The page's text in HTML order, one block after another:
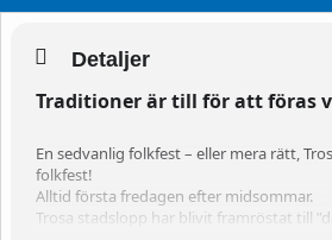
Detaljer
Traditioner är till för att föras
En sedvanlig folkfest – eller mera rätt,
folkfest!
Alltid första fredagen efter midsommar.
Trosa stadslopp har blivit framröstat till